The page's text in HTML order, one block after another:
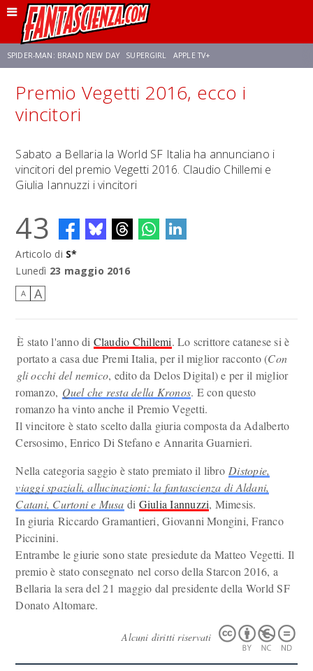
SPIDER-MAN: BRAND NEW DAY SUPERGIRL APPLE TV+
FRANCO RICCIARDIELLO ZENDAYA STAR TREK AVENGERS: DOOMSDAY
Premio Vegetti 2016, ecco i
vincitori
Sabato a Bellaria la World SF Italia ha annunciano i
vincitori del premio Vegetti 2016. Claudio Chillemi e
Giulia Iannuzzi i vincitori
43
Articolo di S*
Lunedì 23 maggio 2016
A A
È stato l'anno di Claudio Chillemi. Lo scrittore catanese si è
portato a casa due Premi Italia, per il miglior racconto (Con
gli occhi del nemico, edito da Delos Digital) e per il miglior
romanzo, Quel che resta della Kronos. E con questo
romanzo ha vinto anche il Premio Vegetti.
Il vincitore è stato scelto dalla giuria composta da Adalberto
Cersosimo, Enrico Di Stefano e Annarita Guarnieri.
Nella categoria saggio è stato premiato il libro Distopie,
viaggi spaziali, allucinazioni: la fantascienza di Aldani,
Catani, Curtoni e Musa di Giulia Iannuzzi, Mimesis.
In giuria Riccardo Gramantieri, Giovanni Mongini, Franco
Piccinini.
Entrambe le giurie sono state presiedute da Matteo Vegetti. Il
premio è stato consegnato nel corso della Starcon 2016, a
Bellaria la sera del 21 maggio dal presidente della World SF
Donato Altomare.
Alcuni diritti riservati